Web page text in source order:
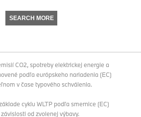
SEARCH MORE
CO2, spotreby elektrickej energie a
podľa európskeho nariadenia (EC)
v čase typového schválenia.
cyklu WLTP podľa smernice (EC)
od zvolenej výbavy.